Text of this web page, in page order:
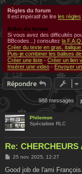
Règles du forum
Il est impératif de lire les règles
Aides du forum
Si vous avez des difficultés
BBcodes...) consultez la F.A.Q.
Créer du texte en gras,
Puis-je combiner les balises
Créer une liste - Créer un lien
Insérer une video - Envoyer
Répondre
988 messages
Philemon
Spécialiste RLC
Re: CHERCHEURS
M
s
25 nov. 2025, 12:27
Good job de l'ami François.